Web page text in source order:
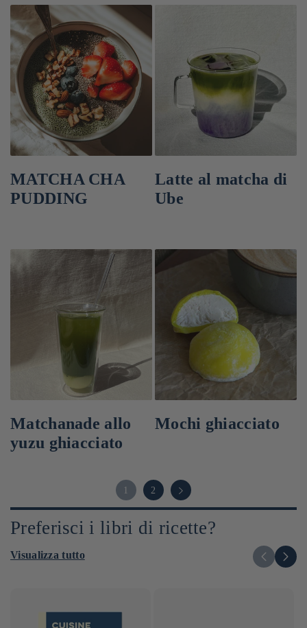
MATCHA CHA
PUDDING
Latte al matcha di
Ube
Matchanade allo
yuzu ghiacciato
Mochi ghiacciato
1 2
Preferisci i libri di ricette?
Visualizza tutto